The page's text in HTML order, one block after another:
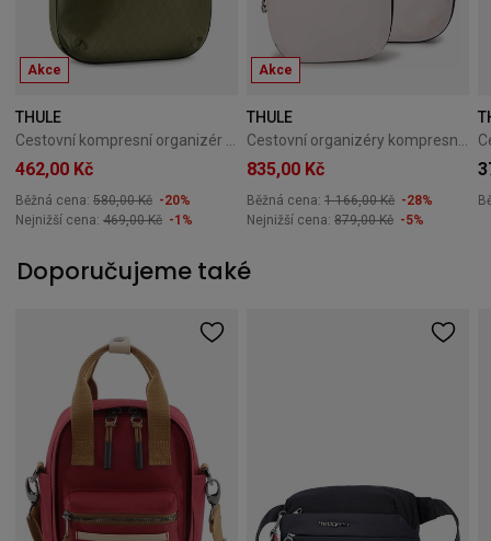
Akce
THULE
462,00 Kč
Běžná cena: 580,00 Kč -20%
Nejnižší cena: 469,00 Kč -1%
Akce
THULE
835,00 Kč
Běžná cena: 1 166,00 Kč -28%
Nejnižší cena: 879,00 Kč -5%
Doporučujeme také